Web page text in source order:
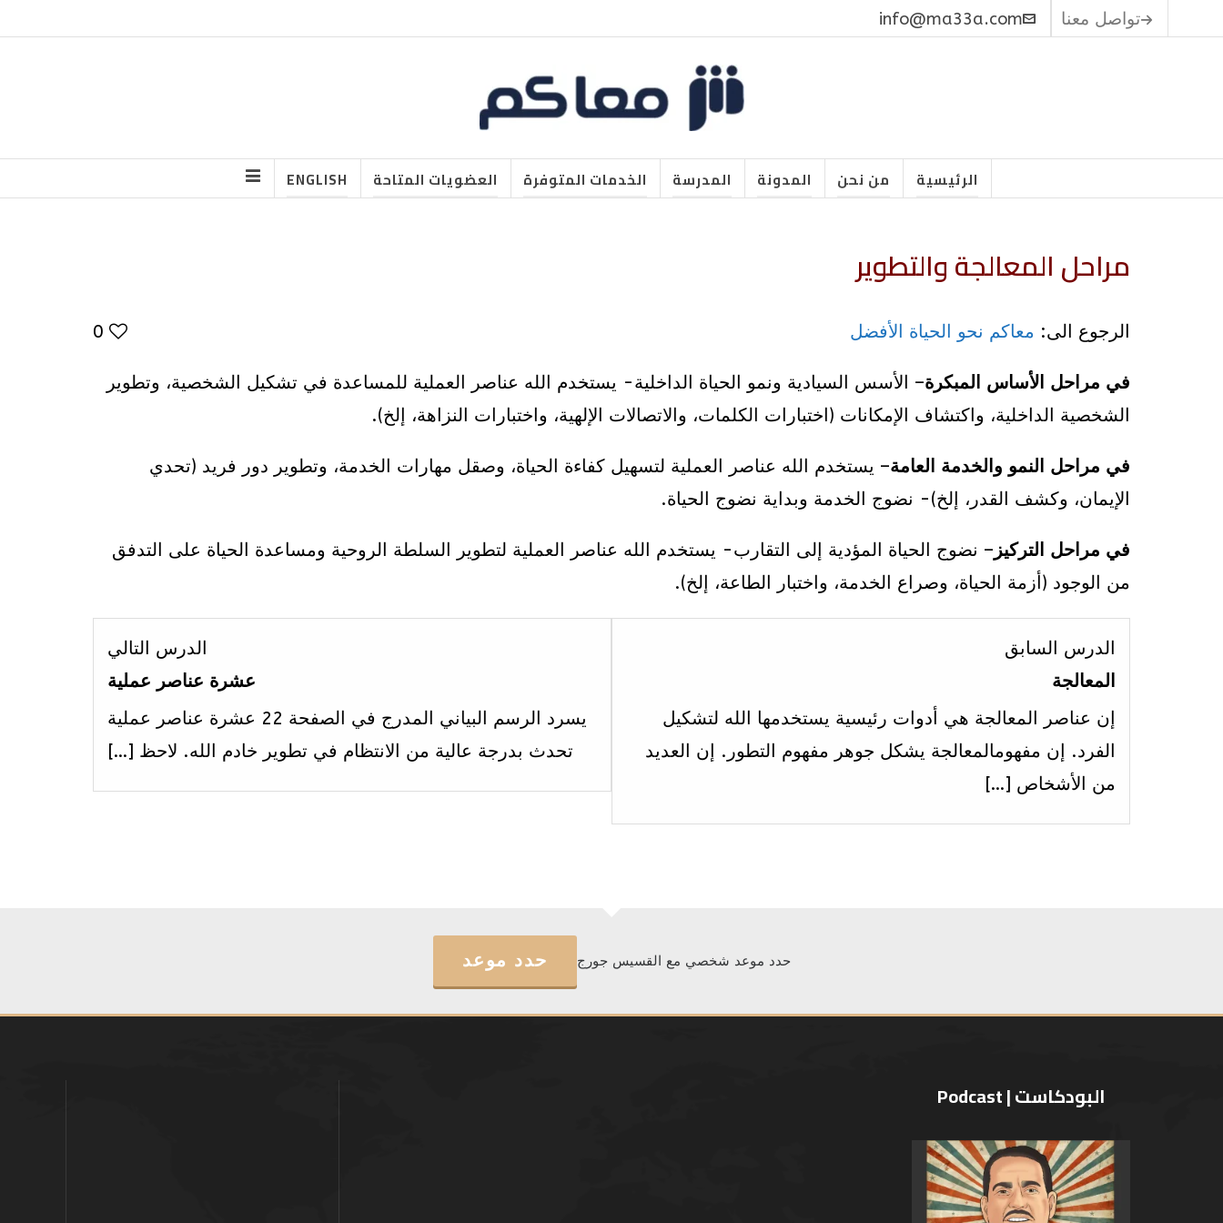
تواصل معنا info@ma33a.com
الرئيسية من نحن المدونة المدرسة الخدمات المتوفرة العضويات المتاحة ENGLISH
مراحل المعالجة والتطوير
الرجوع الى: معاكم نحو الحياة الأفضل 0
في مراحل الأساس المبكرة– الأسس السيادية ونمو الحياة الداخلية- يستخدم الله عناصر العملية للمساعدة في تشكيل الشخصية، وتطوير
الشخصية الداخلية، واكتشاف الإمكانات (اختبارات الكلمات، والاتصالات الإلهية، واختبارات النزاهة، إلخ).
في مراحل النمو والخدمة العامة– يستخدم الله عناصر العملية لتسهيل كفاءة الحياة، وصقل مهارات الخدمة، وتطوير دور فريد (تحدي
الإيمان، وكشف القدر، إلخ)- نضوج الخدمة وبداية نضوج الحياة.
في مراحل التركيز – نضوج الحياة المؤدية إلى التقارب- يستخدم الله عناصر العملية لتطوير السلطة الروحية ومساعدة الحياة على التدفق
من الوجود (أزمة الحياة، وصراع الخدمة، واختبار الطاعة، إلخ).
الدرس السابق
المعالجة
إن عناصر المعالجة هي أدوات رئيسية يستخدمها الله لتشكيل
الفرد. إن مفهومالمعالجة يشكل جوهر مفهوم التطور. إن العديد
من الأشخاص […]
within
section
الدرس التالي
عشرة عناصر عملية
يسرد الرسم البياني المدرج في الصفحة 22 عشرة عناصر عملية
تحدث بدرجة عالية من الانتظام في تطوير خادم الله. لاحظ […]
Lesson
5
حدد موعد شخصي مع القسيس جورج حدد موعد
البودكاست | Podcast